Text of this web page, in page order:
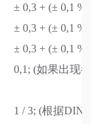
± 0,3 + (± 0,1 %
± 0,3 + (± 0,1 %
± 0,3 + (± 0,1 %
0,1; (如果出现
1 / 3; (根据DIN